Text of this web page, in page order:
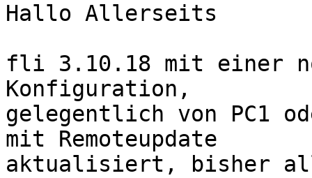
Hallo Allerseits
fli 3.10.18 mit einer
Konfiguration,
gelegentlich von PC1
mit Remoteupdate
aktualisiert, bisher